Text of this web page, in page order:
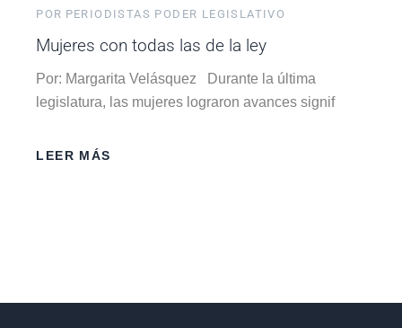
POR PERIODISTAS PODER LEGISLATIVO
Mujeres con todas las de la ley
Por: Margarita Velásquez Durante la última
legislatura, las mujeres lograron avances signif
LEER MÁS